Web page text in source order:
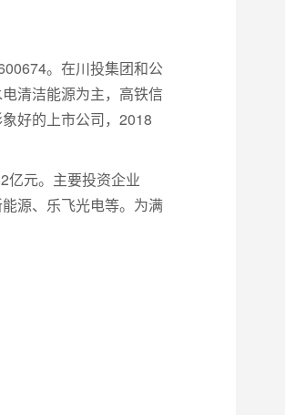
。在川投集团和公
清洁能源为主，高铁信
好的上市公司，2018
亿元。主要投资企业
源、乐飞光电等。为满